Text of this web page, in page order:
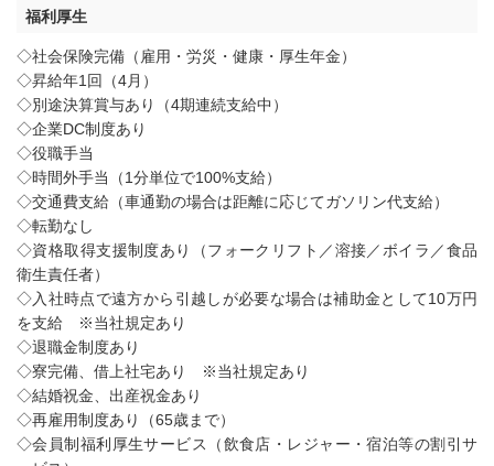
福利厚生
◇社会保険完備（雇用・労災・健康・厚生年金）
◇昇給年1回（4月）
◇別途決算賞与あり（4期連続支給中）
◇企業DC制度あり
◇役職手当
◇時間外手当（1分単位で100%支給）
◇交通費支給（車通勤の場合は距離に応じてガソリン代支給）
◇転勤なし
◇資格取得支援制度あり（フォークリフト／溶接／ボイラ／食品
衛生責任者）
◇入社時点で遠方から引越しが必要な場合は補助金として10万円
を支給 ※当社規定あり
◇退職金制度あり
◇寮完備、借上社宅あり ※当社規定あり
◇結婚祝金、出産祝金あり
◇再雇用制度あり（65歳まで）
◇会員制福利厚生サービス（飲食店・レジャー・宿泊等の割引サ